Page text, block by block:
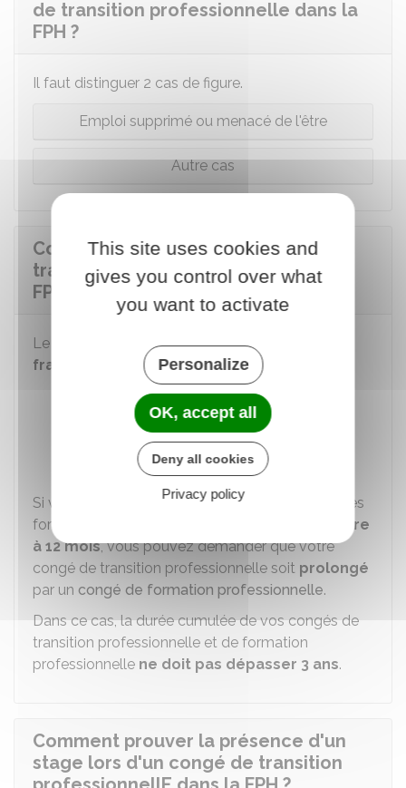
de transition professionnelle dans la
FPH ?
Il faut distinguer 2 cas de figure.
Emploi supprimé ou menacé de l'être
Autre cas
Comment se déroule le congé de
transition professionnelle dans la
FPH ?
Le congé de transition professionnelle peut être
fractionné
Semaines
Ou journées.
Si votre projet professionnel nécessite une ou des
formations dont la
durée totale est supérieure
à 12 mois, vous pouvez demander que votre
congé de transition professionnelle soit prolongé
par un congé de formation professionnelle.
Dans ce cas, la durée cumulée de vos congés de
transition professionnelle et de formation
professionnelle ne doit pas dépasser 3 ans.
Comment prouver la présence d'un
stage lors d'un congé de transition
This site uses cookies and
gives you control over what
you want to activate
Personalize
OK, accept all
Deny all cookies
Privacy policy